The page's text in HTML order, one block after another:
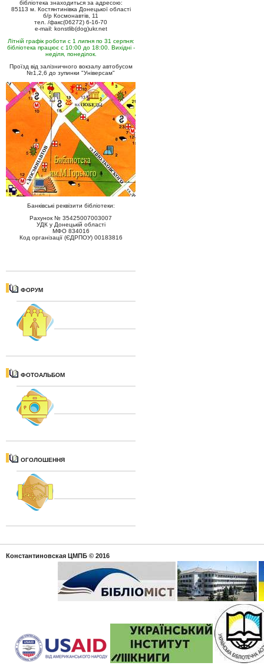
бібліотека знаходиться за адресою:
85113 м. Костянтинівка Донецької області
б/р Космонавтів, 11
тел. /факс(06272) 6-16-70
e-mail: konstlib(dog)ukr.net
Літній графік роботи с 1 липня по 31 серпня:
бібліотека працює с 10:00 до 18:00. Вихідні -
неділя, понеділок.
Проїзд від залізничного вокзалу автобусом
№1,2,6 до зупинки "Універсам"
Банківські реквізити бібліотеки:
Рахунок № 35425007003007
УДК у Донецькій області
МФО 834016
Код організації (ЄДРПОУ) 00183816
ФОРУМ
ФОТОАЛЬБОМ
ОГОЛОШЕННЯ
Константиновская ЦМПБ © 2016